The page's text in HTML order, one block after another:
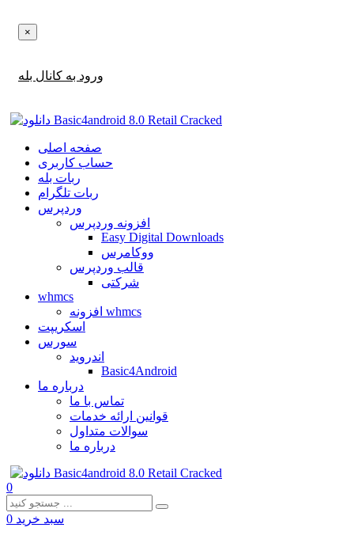
×
ورود به کانال بله
صفحه اصلی
حساب کاربری
ربات بله
ربات تلگرام
وردپرس
افزونه وردپرس
Easy Digital Downloads
ووکامرس
قالب وردپرس
شرکتی
whmcs
افزونه whmcs
اسکریپت
سورس
اندروید
Basic4Android
درباره ما
تماس با ما
قوانین ارائه خدمات
سوالات متداول
درباره ما
0
سبد خرید 0